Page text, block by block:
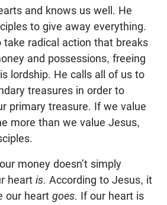
and knows us well. He
to give away everything.
take radical action that breaks
and possessions, freeing
lordship. He calls all of us to
treasures in order to
primary treasure. If we value
more than we value Jesus,
money doesn’t simply
heart is. According to Jesus, it
our heart goes. If our heart is